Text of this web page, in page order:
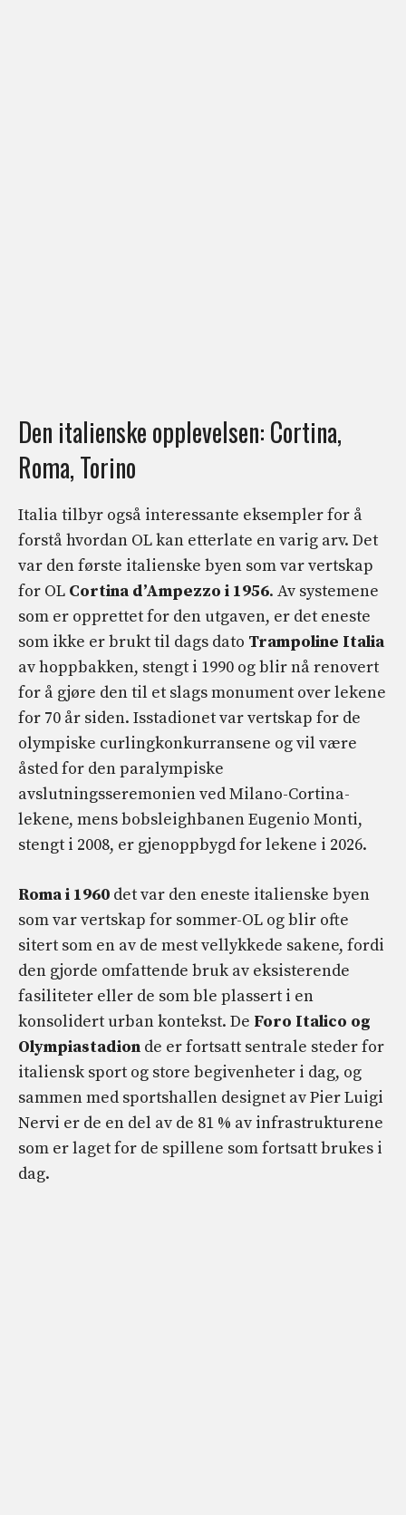
Den italienske opplevelsen: Cortina,
Roma, Torino
Italia tilbyr også interessante eksempler for å
forstå hvordan OL kan etterlate en varig arv. Det
var den første italienske byen som var vertskap
for OL Cortina d’Ampezzo i 1956. Av systemene
som er opprettet for den utgaven, er det eneste
som ikke er brukt til dags dato Trampoline Italia
av hoppbakken, stengt i 1990 og blir nå renovert
for å gjøre den til et slags monument over lekene
for 70 år siden. Isstadionet var vertskap for de
olympiske curlingkonkurransene og vil være
åsted for den paralympiske
avslutningsseremonien ved Milano-Cortina-
lekene, mens bobsleighbanen Eugenio Monti,
stengt i 2008, er gjenoppbygd for lekene i 2026.
Roma i 1960 det var den eneste italienske byen
som var vertskap for sommer-OL og blir ofte
sitert som en av de mest vellykkede sakene, fordi
den gjorde omfattende bruk av eksisterende
fasiliteter eller de som ble plassert i en
konsolidert urban kontekst. De Foro Italico og
Olympiastadion de er fortsatt sentrale steder for
italiensk sport og store begivenheter i dag, og
sammen med sportshallen designet av Pier Luigi
Nervi er de en del av de 81 % av infrastrukturene
som er laget for de spillene som fortsatt brukes i
dag.